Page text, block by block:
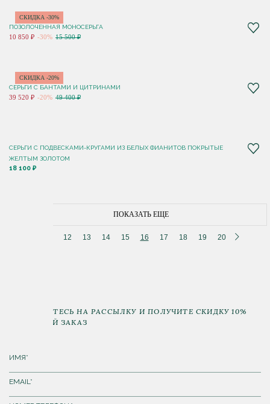
СКИДКА -30%
ПОЗОЛОЧЕННАЯ МОНОСЕРЬГА
10 850 ₽ -30% 15 500 ₽
СКИДКА -20%
СЕРЬГИ С БАНТАМИ И ЦИТРИНАМИ
39 520 ₽ -20% 49 400 ₽
СЕРЬГИ С ПОДВЕСКАМИ-КРУГАМИ ИЗ БЕЛЫХ ФИАНИТОВ ПОКРЫТЫЕ
ЖЕЛТЫМ ЗОЛОТОМ
18 100 ₽
ПОКАЗАТЬ ЕЩЕ
12 13 14 15 16 17 18 19 20
ПОДПИШИТЕСЬ НА РАССЫЛКУ И ПОЛУЧИТЕ СКИДКУ 10%
НА ПЕРВЫЙ ЗАКАЗ